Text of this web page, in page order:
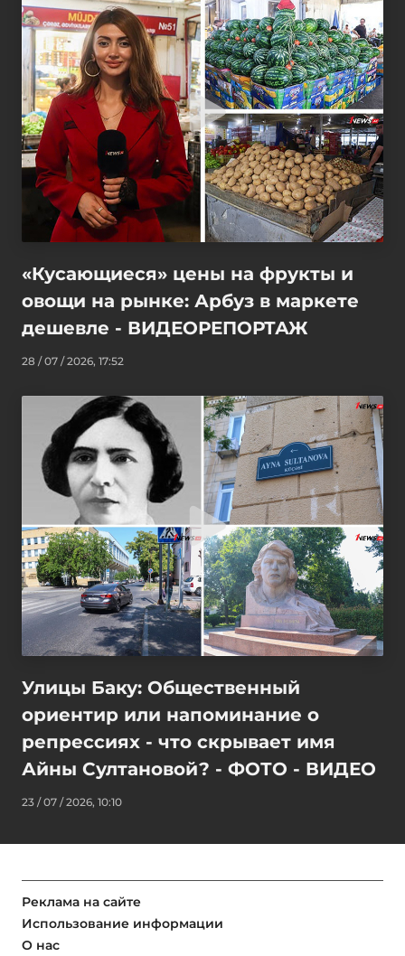
«Кусающиеся» цены на фрукты и
овощи на рынке: Арбуз в маркете
дешевле - ВИДЕОРЕПОРТАЖ
28 / 07 / 2026, 17:52
Улицы Баку: Общественный
ориентир или напоминание о
репрессиях - что скрывает имя
Айны Султановой? - ФОТО - ВИДЕО
23 / 07 / 2026, 10:10
Реклама на сайте
Использование информации
О нас